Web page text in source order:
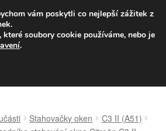
od 139,-Kč
pá 9-16 704 494 494
Stahovačky oken
C3 II (A51)
vám poskytli co nejlepší zážitek z
soubory cookie používáme, nebo je
.